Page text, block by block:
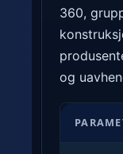
360,
og